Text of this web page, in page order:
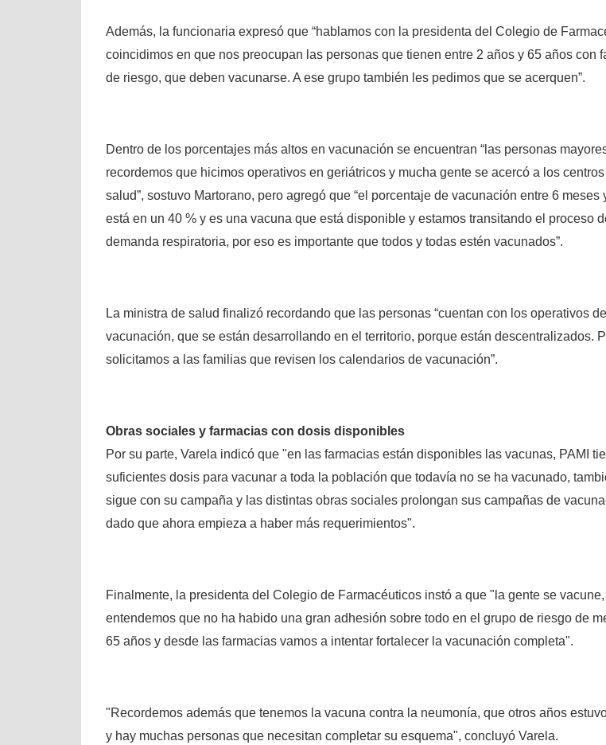
Además, la funcionaria expresó que “hablamos con la presidenta del Colegio de
coincidimos en que nos preocupan las personas que tienen entre 2 años y 65 años con
de riesgo, que deben vacunarse. A ese grupo también les pedimos que se acerquen”.
Dentro de los porcentajes más altos en vacunación se encuentran “las personas
recordemos que hicimos operativos en geriátricos y mucha gente se acercó a los
salud”, sostuvo Martorano, pero agregó que “el porcentaje de vacunación entre 6 meses
está en un 40 % y es una vacuna que está disponible y estamos transitando el proceso
demanda respiratoria, por eso es importante que todos y todas estén vacunados”.
La ministra de salud finalizó recordando que las personas “cuentan con los operativos de
vacunación, que se están desarrollando en el territorio, porque están descentralizados.
solicitamos a las familias que revisen los calendarios de vacunación”.
Obras sociales y farmacias con dosis disponibles
Por su parte, Varela indicó que "en las farmacias están disponibles las vacunas, PAMI
suficientes dosis para vacunar a toda la población que todavía no se ha vacunado,
sigue con su campaña y las distintas obras sociales prolongan sus campañas de
dado que ahora empieza a haber más requerimientos".
Finalmente, la presidenta del Colegio de Farmacéuticos instó a que "la gente se vacune,
entendemos que no ha habido una gran adhesión sobre todo en el grupo de riesgo de
65 años y desde las farmacias vamos a intentar fortalecer la vacunación completa".
"Recordemos además que tenemos la vacuna contra la neumonía, que otros años
y hay muchas personas que necesitan completar su esquema", concluyó Varela.